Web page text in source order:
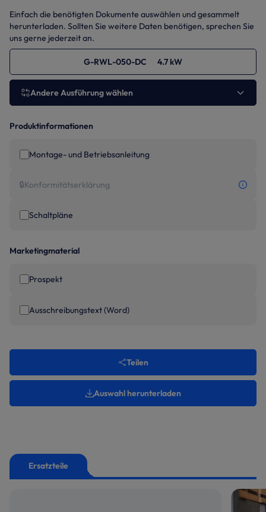
Einfach die benötigten Dokumente auswählen und gesammelt
herunterladen. Sollten Sie weitere Daten benötigen, sprechen Sie
uns gerne jederzeit an.
G-RWL-050-DC 4.7 kW
Andere Ausführung wählen
Produktinformationen
Montage- und Betriebsanleitung
🔒Konformitätserklärung
Schaltpläne
Marketingmaterial
Prospekt
Ausschreibungstext (Word)
Teilen
Auswahl herunterladen
Ersatzteile